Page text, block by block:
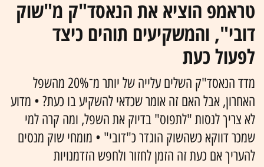
טראמפ הוציא את הנאסד"ק מ"שוק
דובי", והמשקיעים תוהים כיצד
לפעול כעת
מדד הנאסד"ק השלים עלייה של יותר מ־20% מהשפל
האחרון, אבל האם זה אומר שכדאי להשקיע בו כעת? • מדוע
לא צריך לנסות "לתפוס" בדיוק את השפל, ומה קרה למי
שמכר דווקא כשהשוק הוגדר כ"דובי" • מומחי שוק מנסים
להעריך אם כעת זה הזמן לחזור ולחפש הזדמנויות